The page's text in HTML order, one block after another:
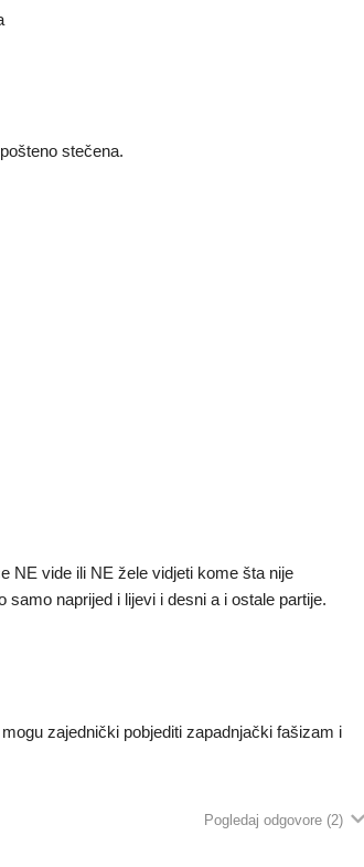
stečena.
NE vide ili NE žele vidjeti kome šta nije
naprijed i lijevi i desni a i ostale partije.
zajednički pobjediti zapadnjački fašizam i
Pogledaj odgovore (2)